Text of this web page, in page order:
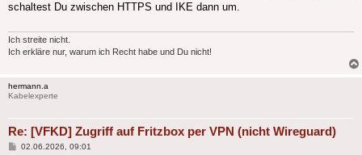
schaltest Du zwischen HTTPS und IKE dann um.
Ich streite nicht.
Ich erkläre nur, warum ich Recht habe und Du nicht!
hermann.a
Kabelexperte
Re: [VFKD] Zugriff auf Fritzbox per VPN (nicht Wireguard)
Beitrag
02.06.2026, 09:01